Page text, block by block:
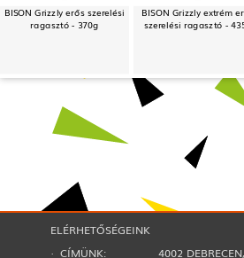
BISON Grizzly erős szerelési
ragasztó - 370g
BISON Grizzly extrém
szerelési ragasztó -
ELÉRHETŐSÉGEINK
· CÍMÜNK:
4002